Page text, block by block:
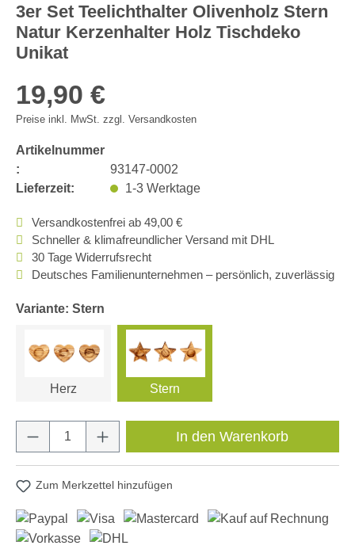
3er Set Teelichthalter Olivenholz Stern
Natur Kerzenhalter Holz Tischdeko
Unikat
19,90 €
Preise inkl. MwSt. zzgl. Versandkosten
Artikelnummer
:
93147-0002
Lieferzeit:
1-3 Werktage
Versandkostenfrei ab 49,00 €
Schneller & klimafreundlicher Versand mit DHL
30 Tage Widerrufsrecht
Deutsches Familienunternehmen – persönlich, zuverlässig
Variante: Stern
Herz Stern
Produkt Anzahl: Gib den gewünschten
In den Warenkorb
Zum Merkzettel hinzufügen